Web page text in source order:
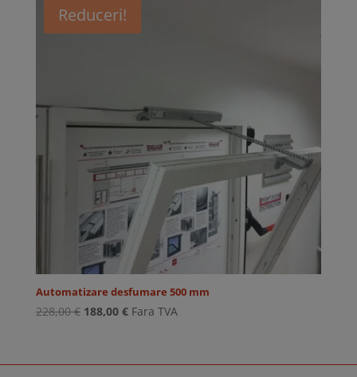
Reduceri!
Automatizare desfumare 500 mm
228,00€ Prețul
fost:
188,00 €Prețul
188,00 €.
Fara TVA